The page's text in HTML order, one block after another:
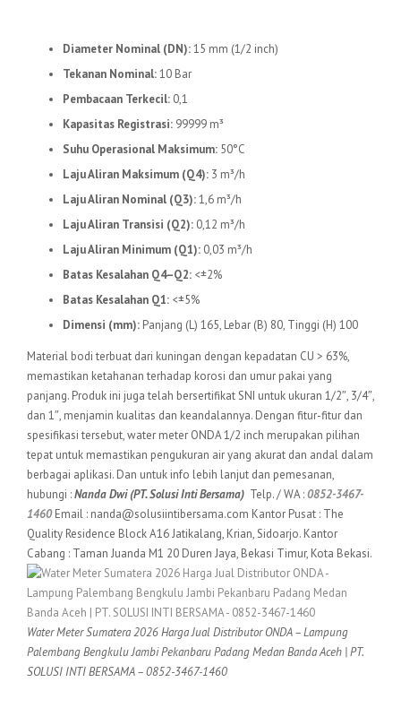
Diameter Nominal (DN):15 mm (1/2 inch)
Tekanan Nominal:10 Bar
Pembacaan Terkecil: 0,1
Kapasitas Registrasi: 99999 m³
Suhu Operasional Maksimum: 50°C
Laju Aliran Maksimum (Q4): 3 m³/h
Laju Aliran Nominal (Q3):1,6 m³/h
Laju Aliran Transisi (Q2): 0,12 m³/h
Laju Aliran Minimum (Q1): 0,03 m³/h
Batas Kesalahan Q4–Q2: <±2%
Batas Kesalahan Q1: <±5%
Dimensi (mm): Panjang (L) 165, Lebar (B) 80, Tinggi (H) 100
Material bodi terbuat dari kuningan dengan kepadatan CU > 63%,
memastikan ketahanan terhadap korosi dan umur pakai yang
panjang. Produk ini juga telah bersertifikat SNI untuk ukuran 1/2″, 3/4″,
dan 1″, menjamin kualitas dan keandalannya. Dengan fitur-fitur dan
spesifikasi tersebut, water meter ONDA 1/2 inch merupakan pilihan
tepat untuk memastikan pengukuran air yang akurat dan andal dalam
berbagai aplikasi. Dan untuk info lebih lanjut dan pemesanan,
hubungi :Nanda Dwi (PT. Solusi Inti Bersama) Telp. / WA :0852-3467-
1460Email : nanda@solusiintibersama.com Kantor Pusat : The
Quality Residence Block A16 Jatikalang, Krian, Sidoarjo. Kantor
Cabang : Taman Juanda M1 20 Duren Jaya, Bekasi Timur, Kota Bekasi.
Water Meter Sumatera 2026 Harga Jual Distributor ONDA – Lampung
Palembang Bengkulu Jambi Pekanbaru Padang Medan Banda Aceh | PT.
SOLUSI INTI BERSAMA – 0852-3467-1460